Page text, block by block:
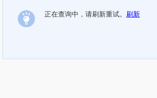
正在查询中，请刷新重试。 刷新